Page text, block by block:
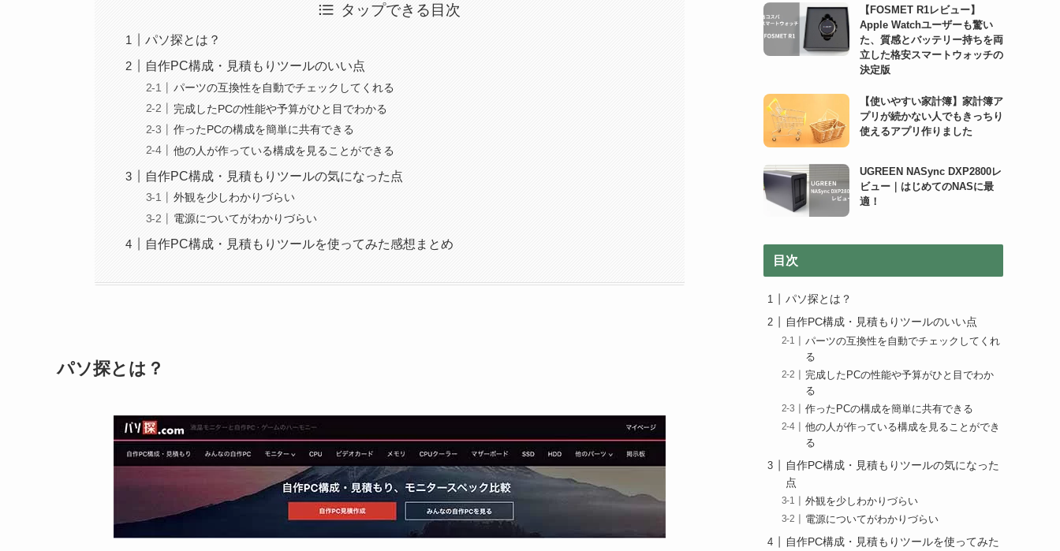
タップできる目次
パソ探とは？
自作PC構成・見積もりツールのいい点
パーツの互換性を自動でチェックしてくれる
完成したPCの性能や予算がひと目でわかる
作ったPCの構成を簡単に共有できる
他の人が作っている構成を見ることができる
自作PC構成・見積もりツールの気になった点
外観を少しわかりづらい
電源についてがわかりづらい
自作PC構成・見積もりツールを使ってみた感想まとめ
パソ探とは？
【FOSMET R1レビュー】
Apple Watchユーザーも驚い
た、質感とバッテリー持ちを両
立した格安スマートウォッチの
決定版
【使いやすい家計簿】家計簿ア
プリが続かない人でもきっちり
使えるアプリ作りました
UGREEN NASync DXP2800レ
ビュー｜はじめてのNASに最
適！
目次
パソ探とは？
自作PC構成・見積もりツールのいい点
パーツの互換性を自動でチェックしてくれ
る
完成したPCの性能や予算がひと目でわか
る
作ったPCの構成を簡単に共有できる
他の人が作っている構成を見ることができ
る
自作PC構成・見積もりツールの気になった
点
外観を少しわかりづらい
電源についてがわかりづらい
自作PC構成・見積もりツールを使ってみた